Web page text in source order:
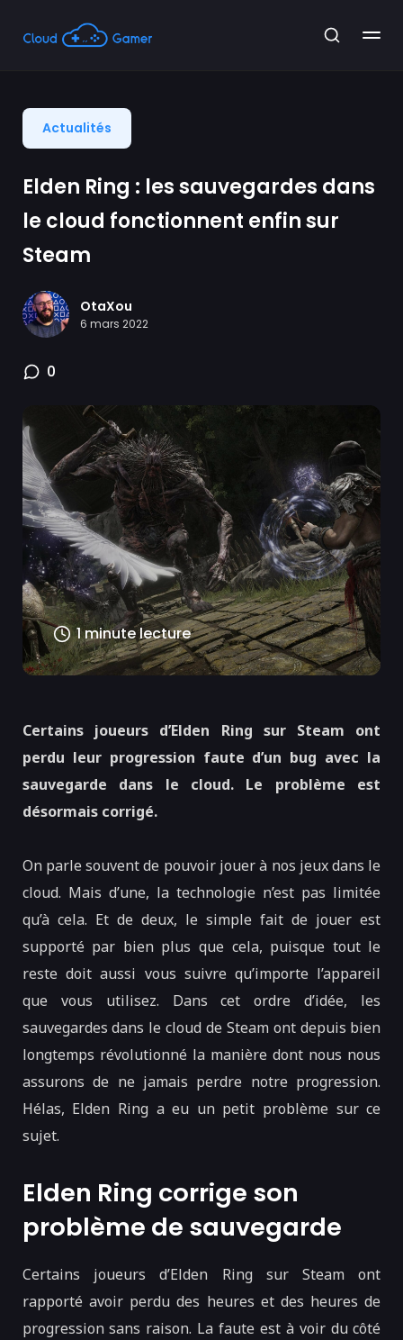
Actualités
Elden Ring : les sauvegardes dans
le cloud fonctionnent enfin sur
Steam
OtaXou
6 mars 2022
0
1 minute lecture
Certains joueurs d’Elden Ring sur Steam ont
perdu leur progression faute d’un bug avec la
sauvegarde dans le cloud. Le problème est
désormais corrigé.
On parle souvent de pouvoir jouer à nos jeux dans le
cloud. Mais d’une, la technologie n’est pas limitée
qu’à cela. Et de deux, le simple fait de jouer est
supporté par bien plus que cela, puisque tout le
reste doit aussi vous suivre qu’importe l’appareil
que vous utilisez. Dans cet ordre d’idée, les
sauvegardes dans le cloud de Steam ont depuis bien
longtemps révolutionné la manière dont nous nous
assurons de ne jamais perdre notre progression.
Hélas, Elden Ring a eu un petit problème sur ce
sujet.
Elden Ring corrige son
problème de sauvegarde
Certains joueurs d’Elden Ring sur Steam ont
rapporté avoir perdu des heures et des heures de
progression sans raison. La faute est à voir du côté